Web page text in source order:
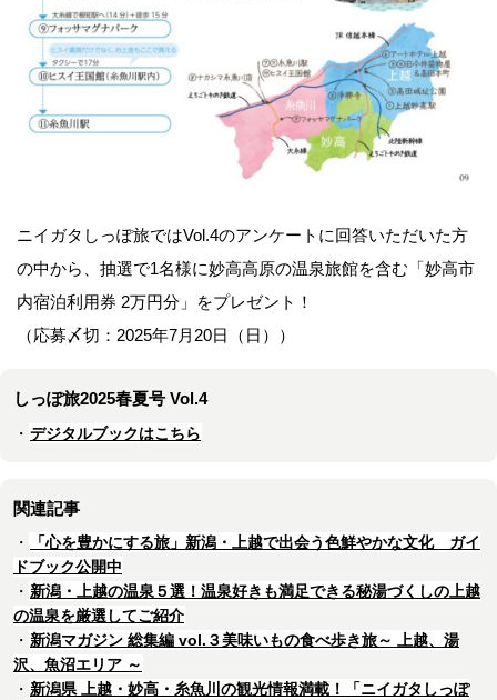
ニイガタしっぽ旅ではVol.4のアンケートに回答いただいた方
の中から、抽選で1名様に妙高高原の温泉旅館を含む「妙高市
内宿泊利用券 2万円分」をプレゼント！
（応募〆切：2025年7月20日（日））
しっぽ旅2025春夏号 Vol.4
・ デジタルブックはこちら
関連記事
・
「心を豊かにする旅」新潟・上越で出会う色鮮やかな文化 ガイ
ドブック公開中
・ 新潟・上越の温泉５選！温泉好きも満足できる秘湯づくしの上越
の温泉を厳選してご紹介
・ 新潟マガジン 総集編 vol.３美味いもの食べ歩き旅～ 上越、湯
沢、魚沼エリア ～
・ 新潟県 上越・妙高・糸魚川の観光情報満載！「ニイガタしっぽ